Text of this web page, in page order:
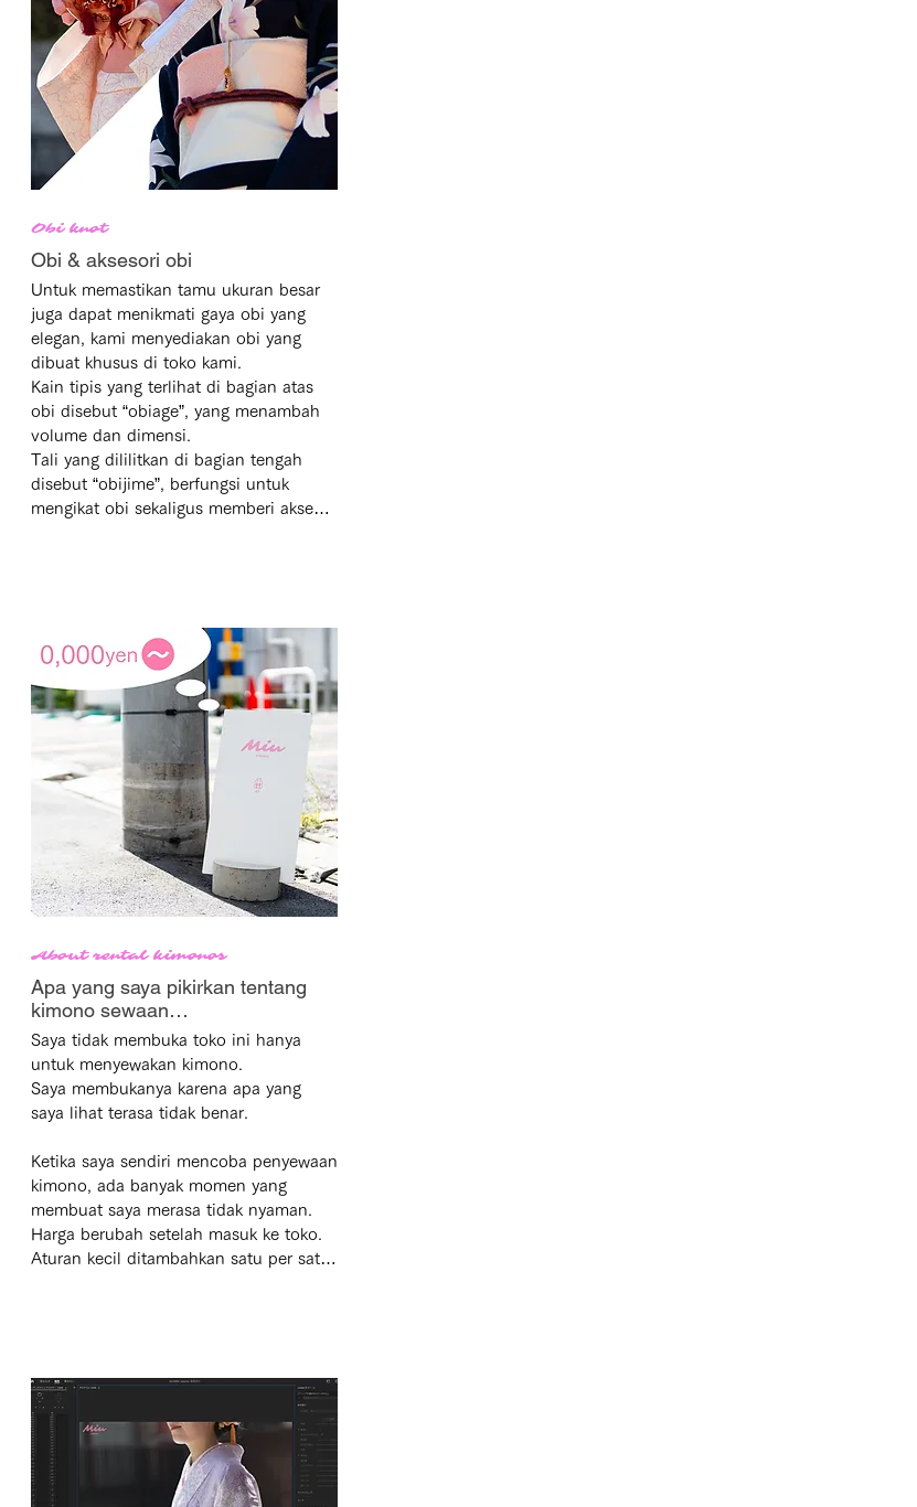
• Terlambat mengembalikan: ¥2.000 per
orang / jam
• Pengembalian keesokan hari: +¥3.000
(pengembalian hingga 12:00, deposit
¥20.000 diperlukan)
Kebijakan Pembatalan
jam sebelum waktu reservasi
• Pembatalan di hari yang sama:
dikenakan 100% biaya sewa
• Perubahan jadwal diterima jika terjadi
cuaca buruk
Obi knot
Obi & aksesori obi
Untuk memastikan tamu ukuran besar
juga dapat menikmati gaya obi yang
elegan, kami menyediakan obi yang
dibuat khusus di toko kami.
Kain tipis yang terlihat di bagian atas
obi disebut “obiage”, yang menambah
volume dan dimensi.
Tali yang dililitkan di bagian tengah
disebut “obijime”, berfungsi untuk
mengikat obi sekaligus memberi aksen
Semua sudah termasuk dalam harga
set, tanpa biaya tambahan.
About rental kimonos
Apa yang saya pikirkan tentang
kimono sewaan…
Saya tidak membuka toko ini hanya
untuk menyewakan kimono.
Saya membukanya karena apa yang
saya lihat terasa tidak benar.
Ketika saya sendiri mencoba penyewaan
kimono, ada banyak momen yang
membuat saya merasa tidak nyaman.
Harga berubah setelah masuk ke toko.
Aturan kecil ditambahkan satu per satu.
Bagi banyak orang, menyewa kimono
adalah pengalaman pertama.
Mereka tidak mengetahui sistemnya,
dan tidak tahu apa yang dianggap
normal.
Mengenakan kimono seharusnya